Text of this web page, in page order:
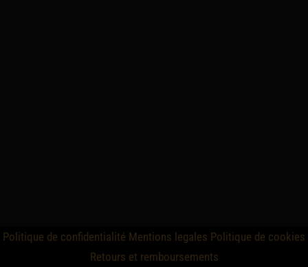
Politique de confidentialité Mentions legales Politique de cookies
Retours et remboursements